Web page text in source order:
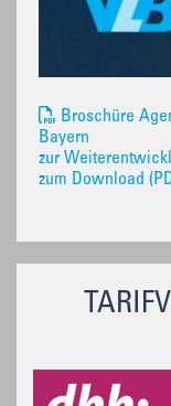
Broschüre
Bayern
zur
zum Download